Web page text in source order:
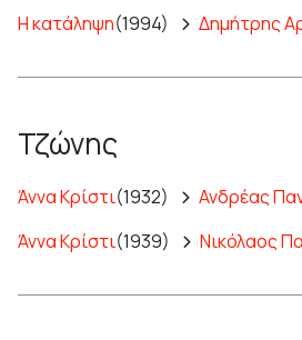
Η κατάληψη(1994) Δημήτρης
Τζώνης
Άννα Κρίστι(1932)
Ανδρέας
Άννα Κρίστι(1939) Νικόλαος